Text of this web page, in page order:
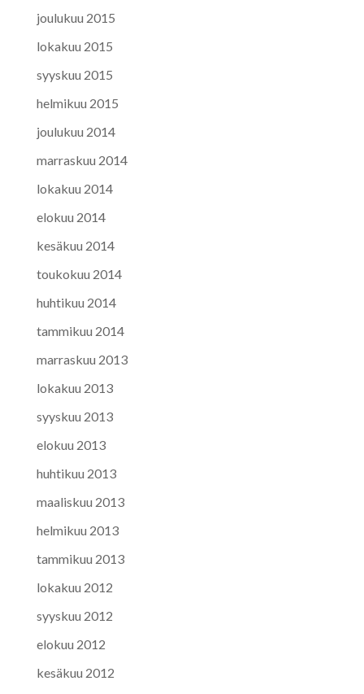
joulukuu 2015
lokakuu 2015
syyskuu 2015
helmikuu 2015
joulukuu 2014
marraskuu 2014
lokakuu 2014
elokuu 2014
kesäkuu 2014
toukokuu 2014
huhtikuu 2014
tammikuu 2014
marraskuu 2013
lokakuu 2013
syyskuu 2013
elokuu 2013
huhtikuu 2013
maaliskuu 2013
helmikuu 2013
tammikuu 2013
lokakuu 2012
syyskuu 2012
elokuu 2012
kesäkuu 2012